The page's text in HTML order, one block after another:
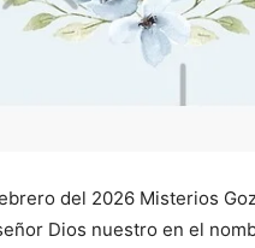
del 2026 Misterios
Dios nuestro en el